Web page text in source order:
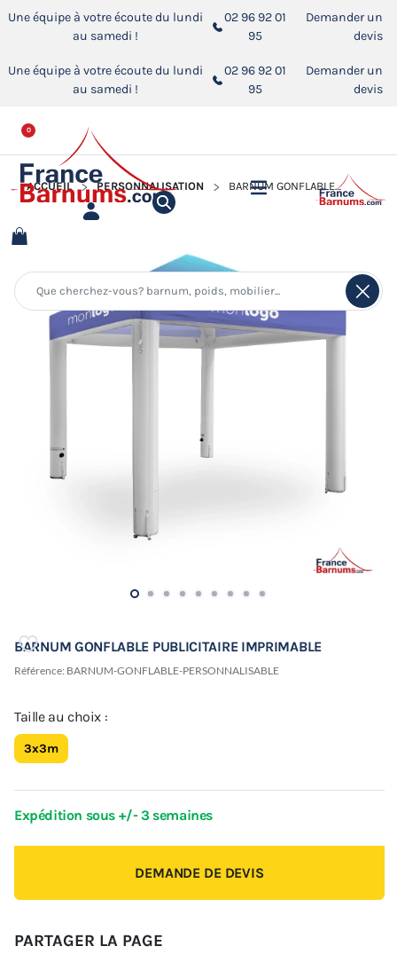
Une équipe à votre écoute du lundi
au samedi !
02 96 92 01
95
Demander un
devis
Une équipe à votre écoute du lundi
au samedi !
02 96 92 01
95
Demander un
devis
0
ACCUEIL PERSONNALISATION BARNUM GONFLABLE PUBLICITAIRE IMPRIMABLE
BARNUM GONFLABLE PUBLICITAIRE IMPRIMABLE
Référence: BARNUM-GONFLABLE-PERSONNALISABLE
Taille au choix :
3x3m
Expédition sous +/- 3 semaines
DEMANDE DE DEVIS
PARTAGER LA PAGE